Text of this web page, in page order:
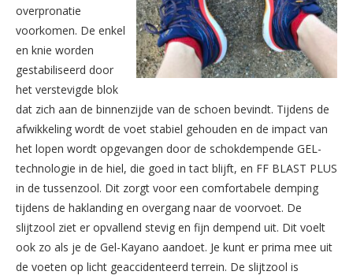
overpronatie
voorkomen. De enkel
en knie worden
gestabiliseerd door
het verstevigde blok
dat zich aan de binnenzijde van de schoen bevindt. Tijdens de
afwikkeling wordt de voet stabiel gehouden en de impact van
het lopen wordt opgevangen door de schokdempende GEL-
technologie in de hiel, die goed in tact blijft, en FF BLAST PLUS
in de tussenzool. Dit zorgt voor een comfortabele demping
tijdens de haklanding en overgang naar de voorvoet. De
slijtzool ziet er opvallend stevig en fijn dempend uit. Dit voelt
ook zo als je de Gel-Kayano aandoet. Je kunt er prima mee uit
de voeten op licht geaccidenteerd terrein. De slijtzool is